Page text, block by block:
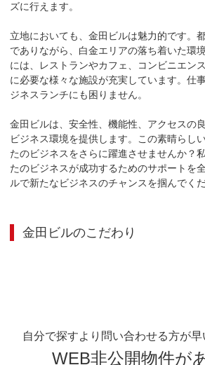
ズに行えます。
立地においても、金田ビルは魅力的です。
でありながら、白金エリアの落ち着いた環
には、レストランやカフェ、コンビニエン
に必要な様々な施設が充実しています。仕
ジネスランチにも困りません。
金田ビルは、安全性、機能性、アクセスの
ビジネス環境を提供します。この素晴らし
たのビジネスをさらに躍進させませんか？
たのビジネスが成功するためのサポートを
ルで新たなビジネスのチャンスを掴んでくだ
金田ビルのこだわり
自分で探すより問い合わせる方が
WEB非公開物件が